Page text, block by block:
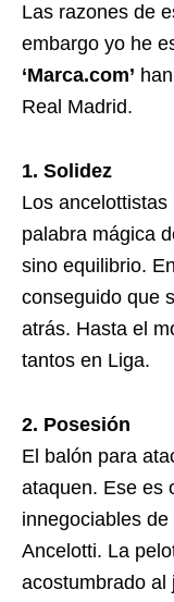
Las razones de
embargo yo he
‘Marca.com’
Real Madrid.
1. Solidez
Los
palabra mágica
sino equilibrio.
conseguido que
atrás. Hasta el
tantos en Liga.
2. Posesión
El balón para
ataquen. Ese es
innegociables
Ancelotti. La
acostumbrado al